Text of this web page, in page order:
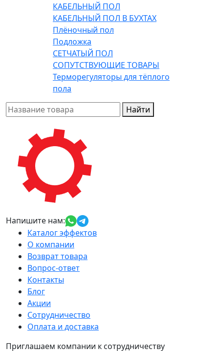
КАБЕЛЬНЫЙ ПОЛ
КАБЕЛЬНЫЙ ПОЛ В БУХТАХ
Плёночный пол
Подложка
СЕТЧАТЫЙ ПОЛ
СОПУТСТВУЮЩИЕ ТОВАРЫ
Терморегуляторы для тёплого
пола
Найти
Напишите нам:
Каталог эффектов
О компании
Возврат товара
Вопрос-ответ
Контакты
Блог
Акции
Сотрудничество
Оплата и доставка
Приглашаем компании к сотрудничеству